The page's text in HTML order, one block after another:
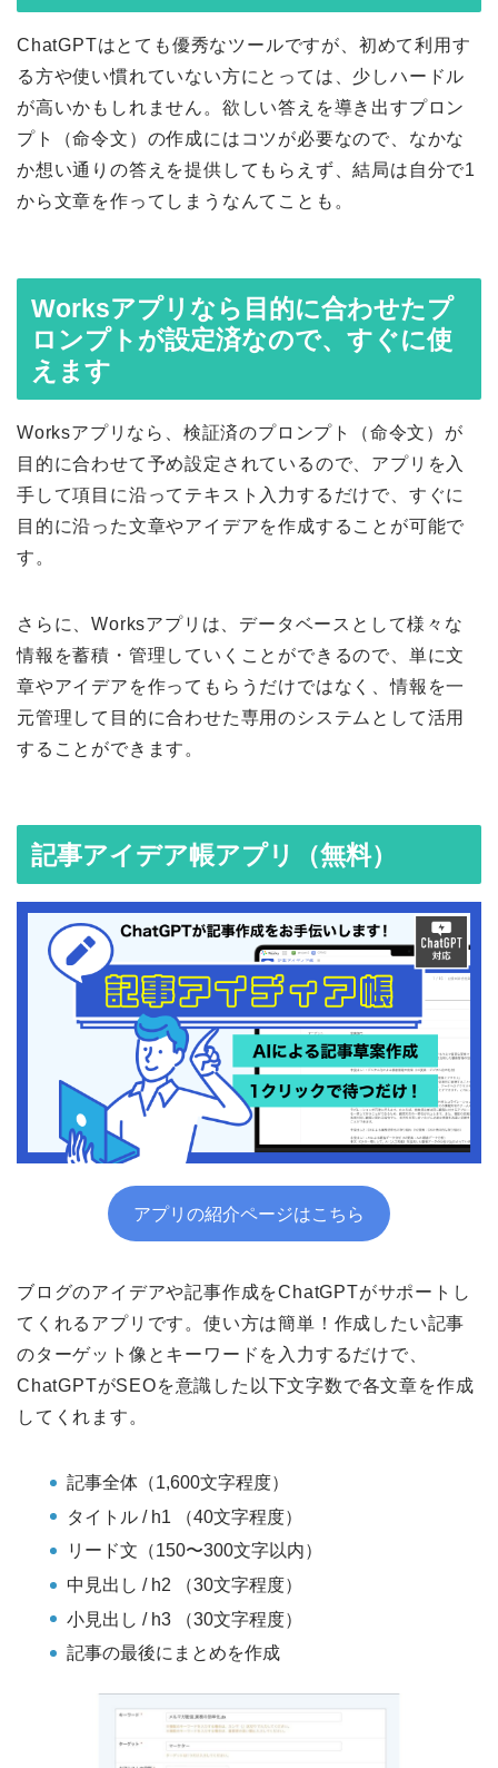
ChatGPTはとても優秀なツールですが、初めて利用す
る方や使い慣れていない方にとっては、少しハードル
が高いかもしれません。欲しい答えを導き出すプロン
プト（命令文）の作成にはコツが必要なので、なかな
か想い通りの答えを提供してもらえず、結局は自分で1
から文章を作ってしまうなんてことも。
Worksアプリなら目的に合わせたプ
ロンプトが設定済なので、すぐに使
えます
Worksアプリなら、検証済のプロンプト（命令文）が
目的に合わせて予め設定されているので、アプリを入
手して項目に沿ってテキスト入力するだけで、すぐに
目的に沿った文章やアイデアを作成することが可能で
す。
さらに、Worksアプリは、データベースとして様々な
情報を蓄積・管理していくことができるので、単に文
章やアイデアを作ってもらうだけではなく、情報を一
元管理して目的に合わせた専用のシステムとして活用
することができます。
記事アイデア帳アプリ（無料）
アプリの紹介ページはこちら
ブログのアイデアや記事作成をChatGPTがサポートし
てくれるアプリです。使い方は簡単！作成したい記事
のターゲット像とキーワードを入力するだけで、
ChatGPTがSEOを意識した以下文字数で各文章を作成
してくれます。
記事全体（1,600文字程度）
タイトル / h1 （40文字程度）
リード文（150〜300文字以内）
中見出し / h2 （30文字程度）
小見出し / h3 （30文字程度）
記事の最後にまとめを作成